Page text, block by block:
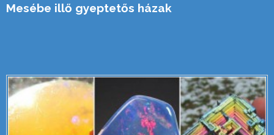
Mesébe illő gyeptetős házak